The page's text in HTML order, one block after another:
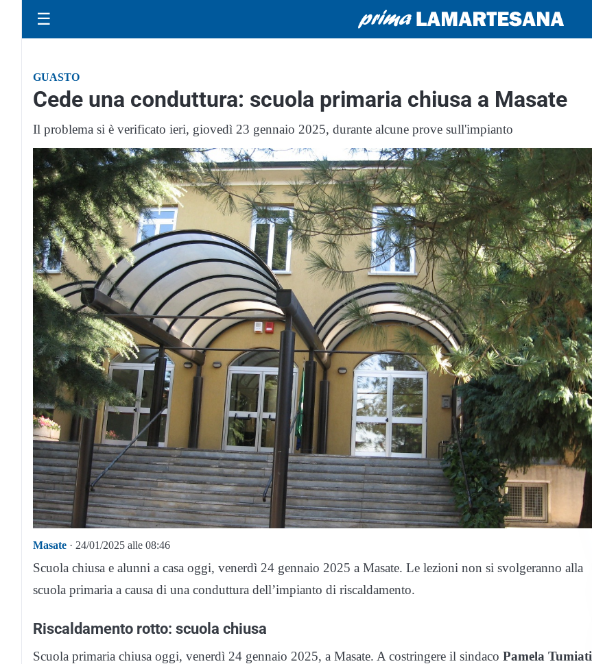
☰
GUASTO
Cede una conduttura: scuola primaria chiusa a Masate
Il problema si è verificato ieri, giovedì 23 gennaio 2025, durante alcune prove sull'impianto
Masate · 24/01/2025 alle 08:46
Scuola chiusa e alunni a casa oggi, venerdì 24 gennaio 2025 a Masate. Le lezioni non si svolgeranno alla
scuola primaria a causa di una conduttura dell’impianto di riscaldamento.
Riscaldamento rotto: scuola chiusa
Scuola primaria chiusa oggi, venerdì 24 gennaio 2025, a Masate. A costringere il sindaco Pamela Tumiati